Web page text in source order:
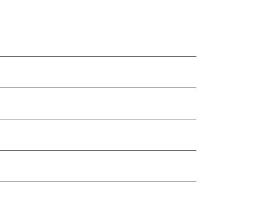
ikkunat tuovat mukavasti
suunniteltu palvelemaan city-
materiaalit ja hyvät laskutilat ovat
sisustus on suunniteltu huolellisesti,
klassiset elementit.
nousevat uudelle tasolle asuessasi
Nokia areenan kainalossa. Areena
15 000 hengen monitoimiareena, joka on
ravintoloita täynnä. Lisäksi luksusta
avautuva Tampereen keskusta